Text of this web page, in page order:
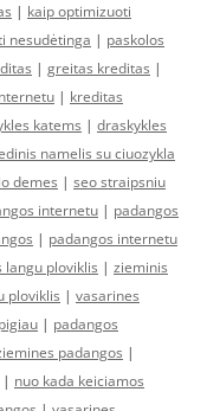
| kaip optimizuoti
nesudėtinga | paskolos
| greitas kreditas |
| kreditas
katems | draskykles
namelis su ciuozykla
demes | seo straipsniu
internetu | padangos
| padangos internetu
langu ploviklis | zieminis
ploviklis | vasarines
| padangos
padangos |
| nuo kada keiciamos